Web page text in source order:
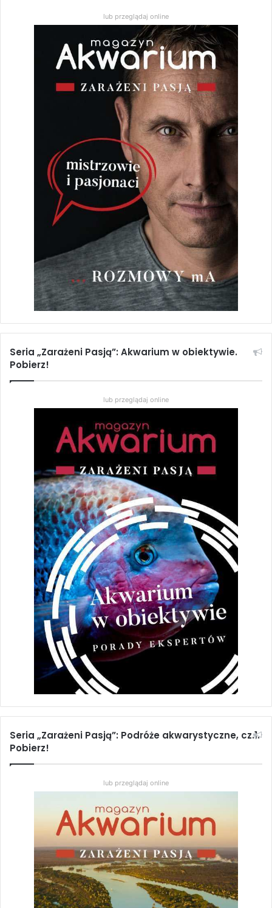
lub przeglądaj online
Seria „Zarażeni Pasją”: Akwarium w obiektywie.
Pobierz!
lub przeglądaj online
Seria „Zarażeni Pasją”: Podróże akwarystyczne, cz.1.
Pobierz!
lub przeglądaj online